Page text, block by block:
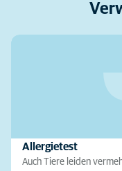
Allergietest
Auch Tiere leiden